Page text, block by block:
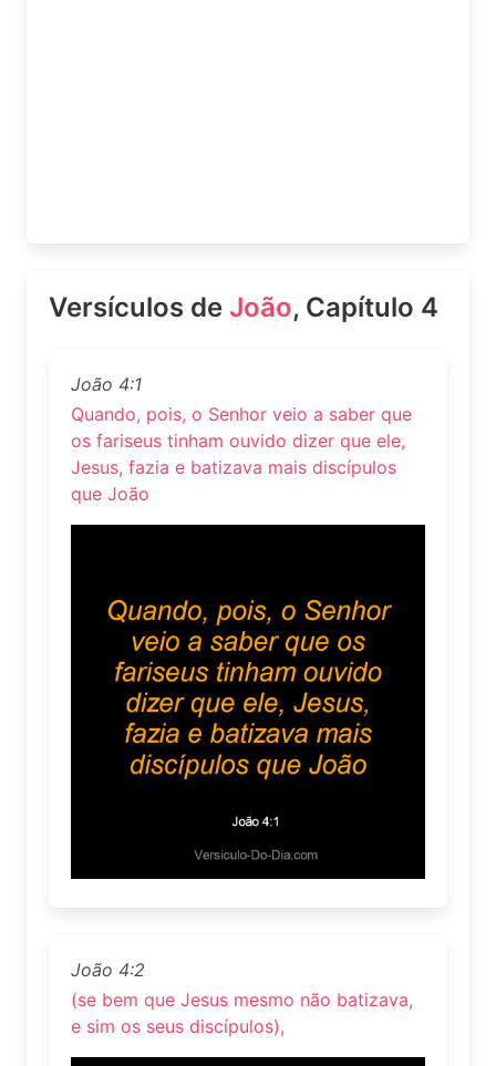
Versículos de João, Capítulo 4
João 4:1
Quando, pois, o Senhor veio a saber que
os fariseus tinham ouvido dizer que ele,
Jesus, fazia e batizava mais discípulos
que João
João 4:2
(se bem que Jesus mesmo não batizava,
e sim os seus discípulos),